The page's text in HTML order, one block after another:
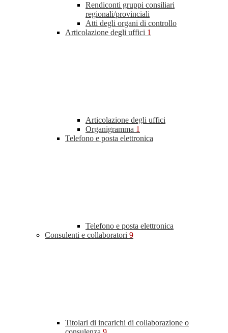
Rendiconti gruppi consiliari
regionali/provinciali
Atti degli organi di controllo
Articolazione degli uffici 1
Articolazione degli uffici
Organigramma 1
Telefono e posta elettronica
Telefono e posta elettronica
Consulenti e collaboratori 9
Titolari di incarichi di collaborazione o